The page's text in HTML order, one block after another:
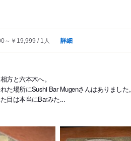
～￥19,999 1人 詳細
方と六本木へ。
た場所にSushi Bar Mugenさんはありました。
目は本当にBarみた...